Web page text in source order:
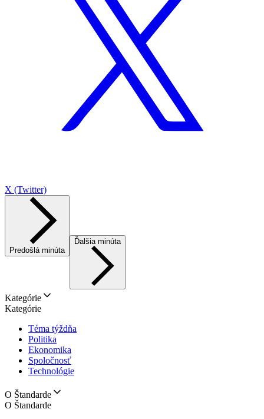
X (Twitter)
Predošlá minúta
Ďalšia minúta
Kategórie
Kategórie
Téma týždňa
Politika
Ekonomika
Spoločnosť
Technológie
O Štandarde
O Štandarde